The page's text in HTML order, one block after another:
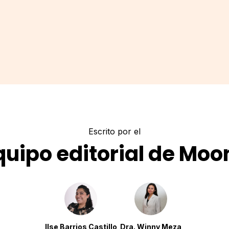
Escrito por el
editorial de
Ilse Barrios Castillo Dra. Winny Meza